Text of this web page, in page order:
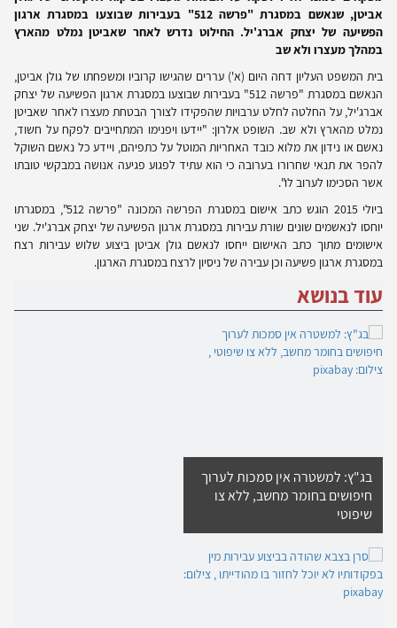
אביטן, שנאשם במסגרת "פרשה 512" בעבירות שבוצעו במסגרת ארגון
הפשיעה של יצחק אברג'יל. החילוט נדרש לאחר שאביטן נמלט מהארץ
במהלך מעצרו ולא שב
בית המשפט העליון דחה היום (א') עררים שהגישו קרוביו ומשפחתו של גולן אביטן,
הנאשם במסגרת "פרשה 512" בעבירות שבוצעו במסגרת ארגון הפשיעה של יצחק
אברג'יל, על החלטה לחלט ערבויות שהפקידו לצורך הבטחת מעצרו לאחר שאביטן
נמלט מהארץ ולא שב. השופט אלרון: "יידעו ויפנימו המתחייבים לפקח על חשוד,
נאשם או נידון את מלוא כובד האחריות המוטל על כתפיהם, ויידע כל נאשם השוקל
להפר את תנאי שחרורו בערובה כי הוא עתיד לפגוע פגיעה אנושה במבקשי טובתו
אשר הסכימו לערוב לו".
ביולי 2015 הוגש כתב אישום במסגרת הפרשה המכונה "פרשה 512", במסגרתו
יוחסו לנאשמים שונים שורת עבירות במסגרת ארגון הפשיעה של יצחק אברג'יל. שני
אישומים מתוך כתב האישום ייחסו לנאשם גולן אביטן ביצוע שלוש עבירות רצח
במסגרת ארגון פשיעה וכן עבירה של ניסיון לרצח במסגרת הארגון.
עוד בנושא
בג"ץ: למשטרה אין סמכות לערוך
חיפושים בחומר מחשב, ללא צו
שיפוטי